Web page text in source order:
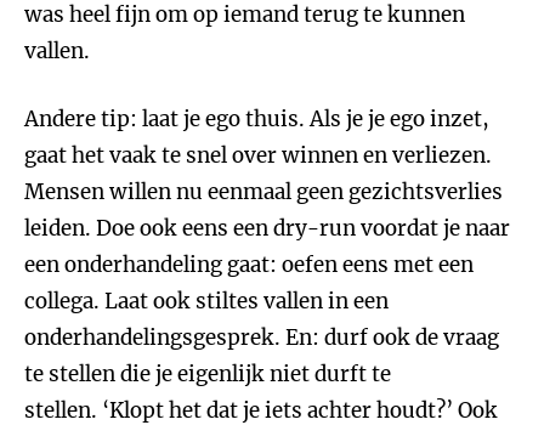
was heel fijn om op iemand terug te kunnen
vallen.
Andere tip: laat je ego thuis. Als je je ego inzet,
gaat het vaak te snel over winnen en verliezen.
Mensen willen nu eenmaal geen gezichtsverlies
leiden. Doe ook eens een dry-run voordat je naar
een onderhandeling gaat: oefen eens met een
collega. Laat ook stiltes vallen in een
onderhandelingsgesprek. En: durf ook de vraag
te stellen die je eigenlijk niet durft te
stellen. ‘Klopt het dat je iets achter houdt?’ Ook